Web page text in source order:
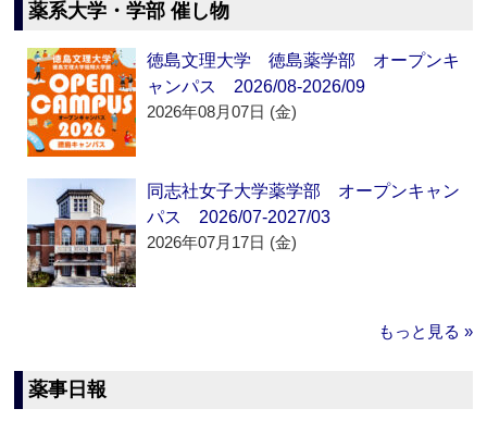
薬系大学・学部 催し物
徳島文理大学 徳島薬学部 オープンキ
ャンパス 2026/08-2026/09
2026年08月07日 (金)
同志社女子大学薬学部 オープンキャン
パス 2026/07-2027/03
2026年07月17日 (金)
もっと見る »
薬事日報